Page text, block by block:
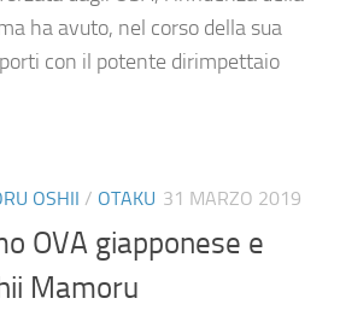
ha avuto, nel corso della sua
con il potente dirimpettaio
OSHII / OTAKU 31 MARZO 2019
OVA giapponese e
Mamoru